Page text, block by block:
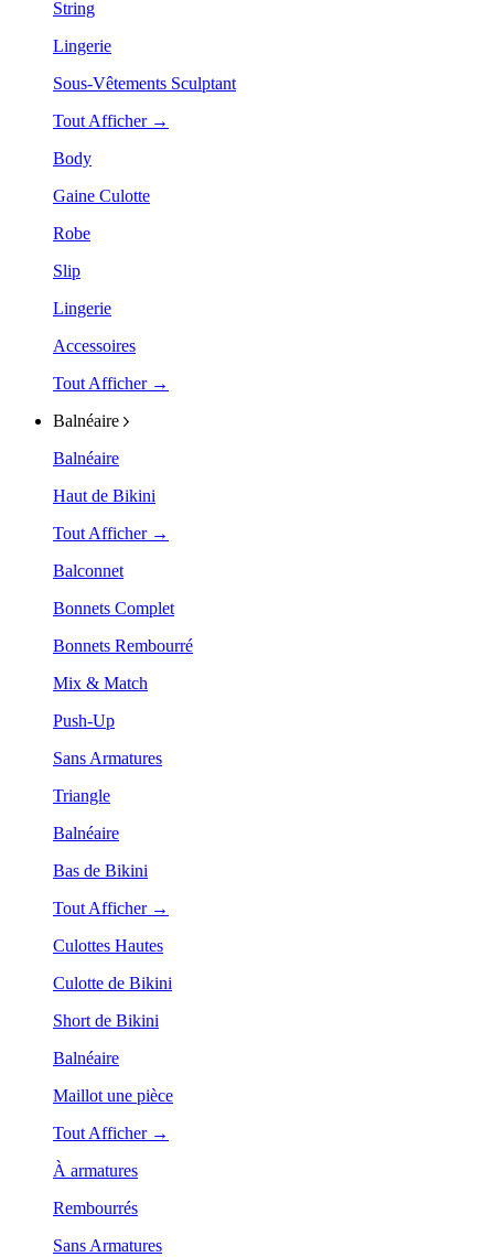
String
Lingerie
Sous-Vêtements Sculptant
Tout Afficher →
Body
Gaine Culotte
Robe
Slip
Lingerie
Accessoires
Tout Afficher →
Balnéaire
Balnéaire
Haut de Bikini
Tout Afficher →
Balconnet
Bonnets Complet
Bonnets Rembourré
Mix & Match
Push-Up
Sans Armatures
Triangle
Balnéaire
Bas de Bikini
Tout Afficher →
Culottes Hautes
Culotte de Bikini
Short de Bikini
Balnéaire
Maillot une pièce
Tout Afficher →
À armatures
Rembourrés
Sans Armatures